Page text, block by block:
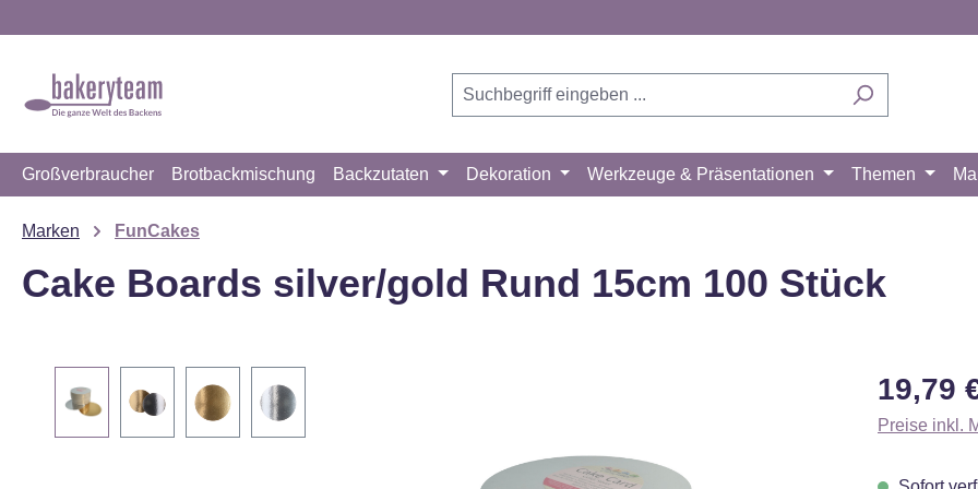
Großverbraucher Brotbackmischung Backzutaten Dekoration Werkzeuge & Präsentationen Themen
Marken FunCakes
Cake Boards silver/gold Rund 15cm 100 Stück
Regulärer
19,79
Preise inkl.